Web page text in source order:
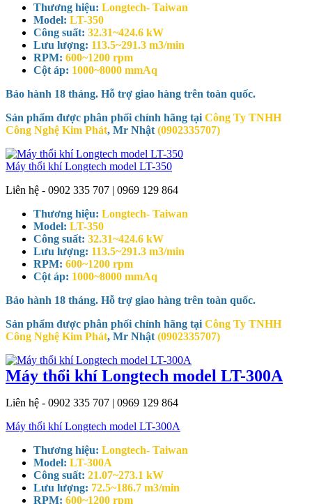
Thương hiệu: Longtech- Taiwan
Model: LT-350
Công suất: 32.31~424.6 kW
Lưu lượng: 113.5~291.3 m3/min
RPM: 600~1200 rpm
Cột áp: 1000~8000 mmAq
Bảo hành 18 tháng. Hỗ trợ giao hàng trên toàn quốc.
Sản phẩm được phân phối chính hãng tại Công Ty TNHH
Công Nghệ Kim Phát, Mr Nhật (0902335707)
Máy thổi khí Longtech model LT-350
Liên hệ - 0902 335 707 | 0969 129 864
Thương hiệu: Longtech- Taiwan
Model: LT-350
Công suất: 32.31~424.6 kW
Lưu lượng: 113.5~291.3 m3/min
RPM: 600~1200 rpm
Cột áp: 1000~8000 mmAq
Bảo hành 18 tháng. Hỗ trợ giao hàng trên toàn quốc.
Sản phẩm được phân phối chính hãng tại Công Ty TNHH
Công Nghệ Kim Phát, Mr Nhật (0902335707)
Máy thổi khí Longtech model LT-300A
Liên hệ - 0902 335 707 | 0969 129 864
Máy thổi khí Longtech model LT-300A
Thương hiệu: Longtech- Taiwan
Model: LT-300A
Công suất: 21.07~273.1 kW
Lưu lượng: 72.5~186.7 m3/min
RPM: 600~1200 rpm